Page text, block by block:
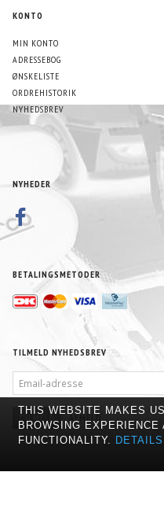
KONTO
MIN KONTO
ADRESSEBOG
ØNSKELISTE
ORDREHISTORIK
NYHEDSBREV
NYHEDER
BETALINGSMETODER
TILMELD NYHEDSBREV
ADRESSE
TILMELD AFMELD
THIS WEBSITE MAKES
BROWSING
FUNCTIONALITY. DETAILS